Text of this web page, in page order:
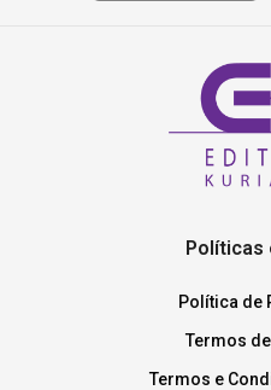
Políticas
Política de
Termos
Termos e